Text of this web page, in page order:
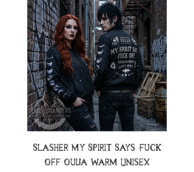
Slasher My Spirit Says Fuck
Off Ouija Warm Unisex